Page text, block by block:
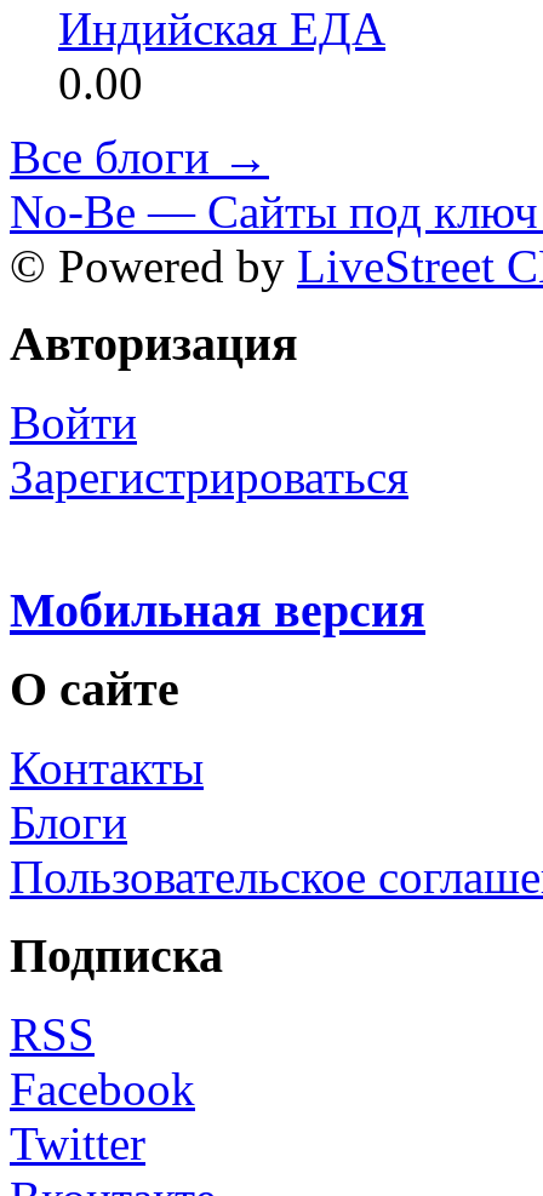
Индийская ЕДА
0.00
Все блоги →
No-Be — Сайты под ключ
© Powered by LiveStreet
Авторизация
Войти
Зарегистрироваться
Мобильная версия
О сайте
Контакты
Блоги
Пользовательское
Подписка
RSS
Facebook
Twitter